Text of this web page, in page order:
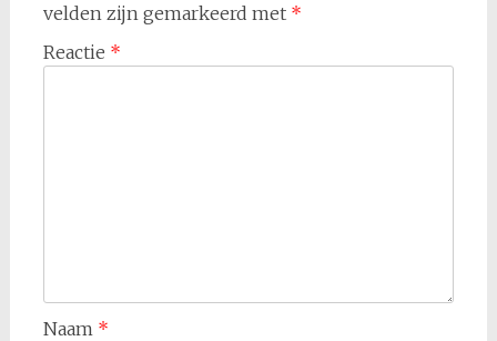
velden zijn gemarkeerd met *
Reactie *
Naam *